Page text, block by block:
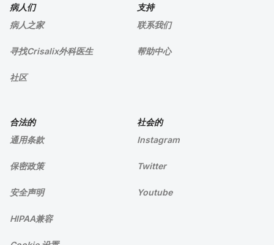
病人们
病人之家
寻找Crisalix外科医生
社区
支持
联系我们
帮助中心
合法的
通用条款
保密政策
安全声明
HIPAA兼容
社会的
Instagram
Twitter
Youtube